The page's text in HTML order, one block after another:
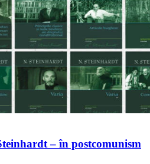
– în postcomunism